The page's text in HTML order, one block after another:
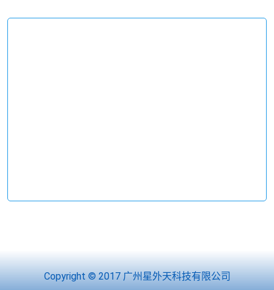
Copyright © 2017 广州星外天科技有限公司